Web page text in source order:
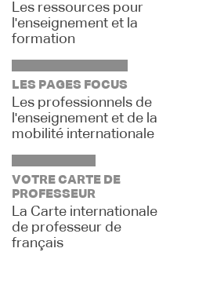
Les ressources pour
l'enseignement et la
formation
LES PAGES FOCUS
Les professionnels de
l'enseignement et de la
mobilité internationale
VOTRE CARTE DE
PROFESSEUR
La Carte internationale
de professeur de
français